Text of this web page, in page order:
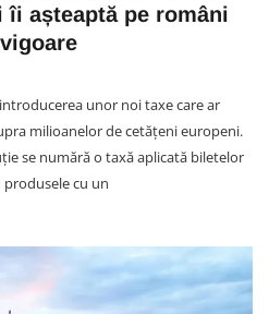
îi așteaptă pe români
unor noi taxe care ar
milioanelor de cetățeni europeni.
se numără o taxă aplicată biletelor
cu un